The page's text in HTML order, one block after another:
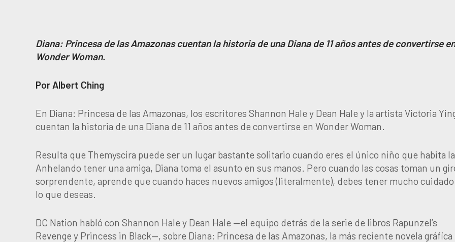
Diana: Princesa de las Amazonas cuentan la historia de una Diana de 11 años antes de convertirse en
Wonder Woman.
Por Albert Ching
En Diana: Princesa de las Amazonas, los escritores Shannon Hale y Dean Hale y la artista Victoria
cuentan la historia de una Diana de 11 años antes de convertirse en Wonder Woman.
Resulta que Themyscira puede ser un lugar bastante solitario cuando eres el único niño que habita
Anhelando tener una amiga, Diana toma el asunto en sus manos. Pero cuando las cosas toman un
sorprendente, aprende que cuando haces nuevos amigos (literalmente), debes tener mucho cuidado
lo que deseas.
DC Nation habló con Shannon Hale y Dean Hale —el equipo detrás de la serie de libros Rapunzel’s
Revenge y Princess in Black—, sobre Diana: Princesa de las Amazonas, la más reciente novela gráfica